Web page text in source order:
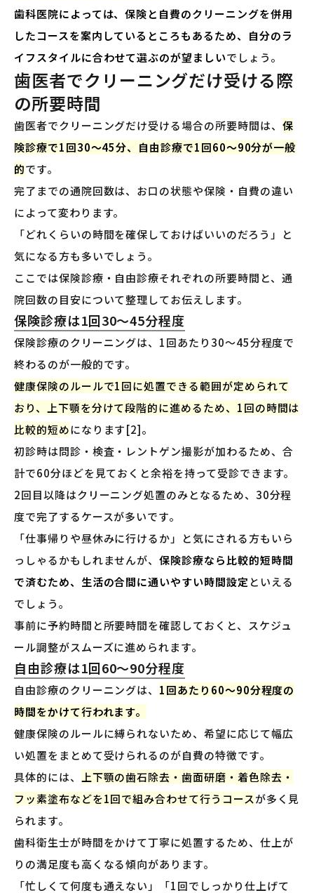
歯科医院によっては、保険と自費のクリーニングを併用
したコースを案内しているところもあるため、自分のラ
イフスタイルに合わせて選ぶのが望ましいでしょう。
歯医者でクリーニングだけ受ける際
の所要時間
歯医者でクリーニングだけ受ける場合の所要時間は、 保
険診療で1回30〜45分、自由診療で1回60〜90分が一般
的です。
完了までの通院回数は、お口の状態や保険・自費の違い
によって変わります。
「どれくらいの時間を確保しておけばいいのだろう」と
気になる方も多いでしょう。
ここでは保険診療・自由診療それぞれの所要時間と、通
院回数の目安について整理してお伝えします。
保険診療は1回30〜45分程度
保険診療のクリーニングは、1回あたり30〜45分程度で
終わるのが一般的です。
健康保険のルールで1回に処置できる範囲が定められて
おり、上下顎を分けて段階的に進めるため、1回の時間は
比較的短めになります[2]。
初診時は問診・検査・レントゲン撮影が加わるため、合
計で60分ほどを見ておくと余裕を持って受診できます。
2回目以降はクリーニング処置のみとなるため、30分程
度で完了するケースが多いです。
「仕事帰りや昼休みに行けるか」と気にされる方もいら
っしゃるかもしれませんが、保険診療なら比較的短時間
で済むため、生活の合間に通いやすい時間設定 といえる
でしょう。
事前に予約時間と所要時間を確認しておくと、スケジュ
ール調整がスムーズに進められます。
自由診療は1回60〜90分程度
自由診療のクリーニングは、 1回あたり60〜90分程度の
時間をかけて行われます。
健康保険のルールに縛られないため、希望に応じて幅広
い処置をまとめて受けられるのが自費の特徴です。
具体的には、
上下顎の歯石除去・歯面研磨・着色除去・
フッ素塗布などを1回で組み合わせて行うコースが多く見
られます。
歯科衛生士が時間をかけて丁寧に処置するため、仕上が
りの満足度も高くなる傾向があります。
「忙しくて何度も通えない」「1回でしっかり仕上げて